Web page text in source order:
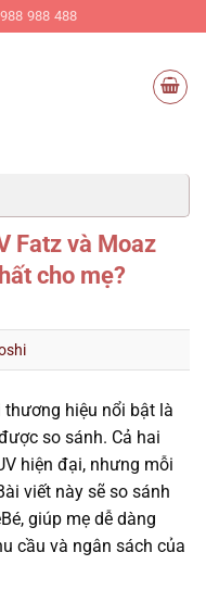
988 488
Fatz và Moaz
cho mẹ?
thương hiệu nổi bật là
so sánh. Cả hai
hiện đại, nhưng mỗi
viết này sẽ so sánh
giúp mẹ dễ dàng
cầu và ngân sách của